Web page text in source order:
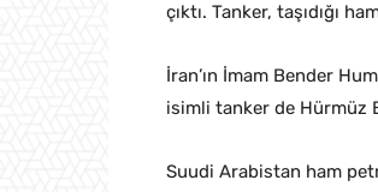
çıktı. Tanker, taşıdığı
İran’ın İmam Bender
isimli tanker de Hürmüz
Suudi Arabistan ham